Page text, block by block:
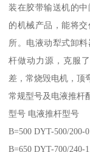
装在胶带输送机的
的机械产品，能将
所。电液动犁式卸
杆做动力源，克服
差，常烧毁电机，顶
常规型号及电液推杆
型号 电液推杆型号
B=500 DYT-500/200-
B=650 DYT-700/240-